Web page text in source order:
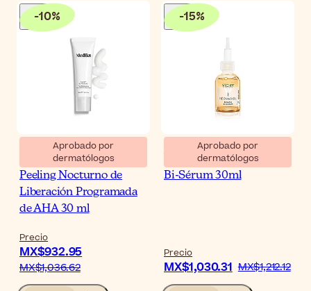
-10%
Aprobado por
dermatólogos
Medik8 Sleep Glycolic
Peeling Nocturno de
Liberación Programada
de AHA 30 ml
Precio
MX$932.95
MX$1,036.62
-15%
Aprobado por
dermatólogos
Vichy Neovadiol Meno 5
Bi-Sérum 30ml
Precio
MX$1,030.31 MX$1,212.12